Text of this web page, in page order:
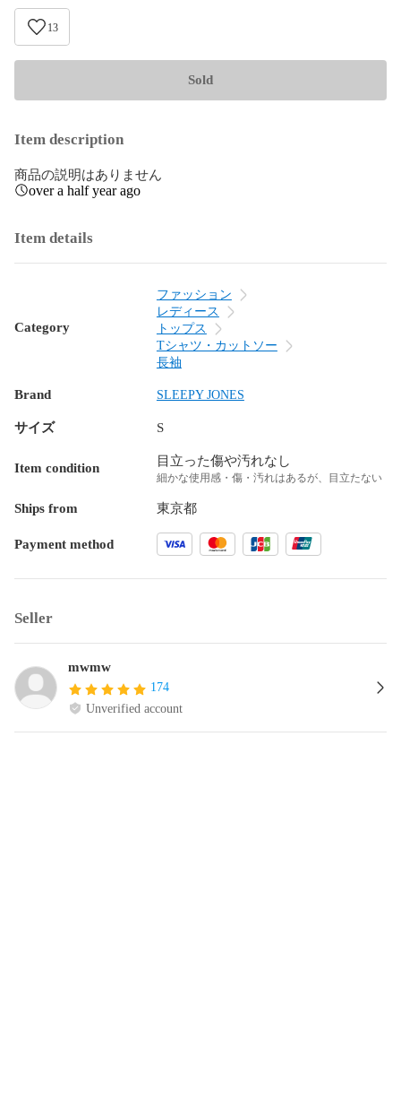
13
Sold
Item description
商品の説明はありません
over a half year ago
Item details
Category
ファッション
レディース
トップス
Tシャツ・カットソー
長袖
Brand SLEEPY JONES
サイズ S
Item condition 目立った傷や汚れなし
細かな使用感・傷・汚れはあるが、目立たない
Ships from 東京都
Payment method
Seller
mwmw
174
Unverified account